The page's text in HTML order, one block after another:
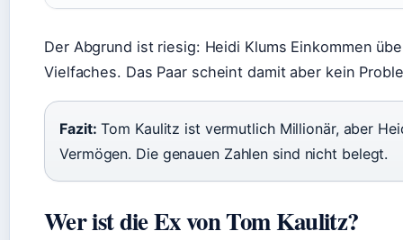
Der Abgrund ist riesig: Heidi Klums Einkommen
Vielfaches. Das Paar scheint damit aber kein
Fazit: Tom Kaulitz ist vermutlich Millionär, aber
Vermögen. Die genauen Zahlen sind nicht belegt.
Wer ist die Ex von Tom Kaulitz?